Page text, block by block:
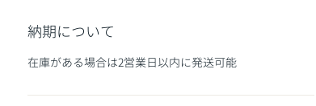
納期について
在庫がある場合は2営業日以内に発送可能